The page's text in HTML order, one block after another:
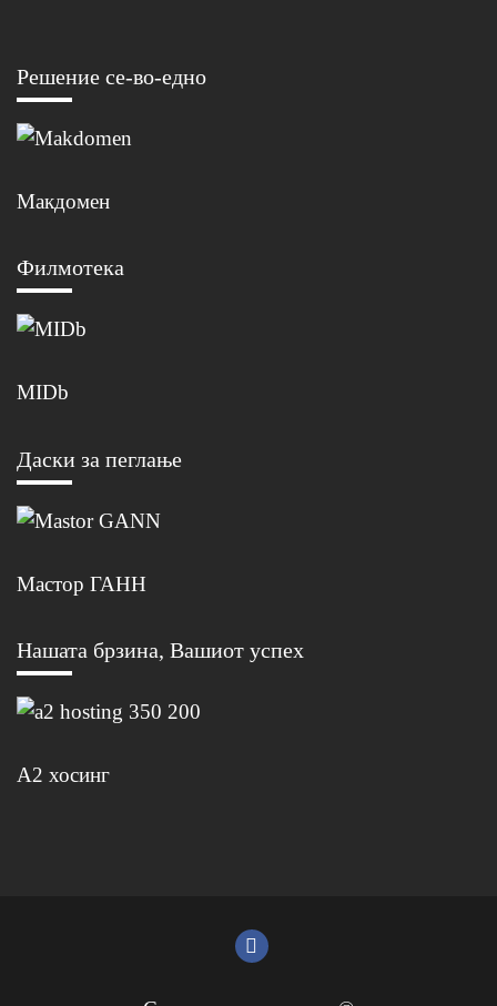
Решение се-во-едно
Макдомен
Филмотека
MIDb
Даски за пеглање
Мастор ГАНН
Нашата брзина, Вашиот успех
А2 хосинг